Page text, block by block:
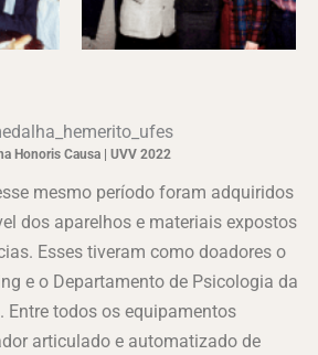
Honoris Causa | UVV 2022
mesmo período foram adquiridos
dos aparelhos e materiais expostos
Esses tiveram como doadores o
e o Departamento de Psicologia da
Entre todos os equipamentos
articulado e automatizado de